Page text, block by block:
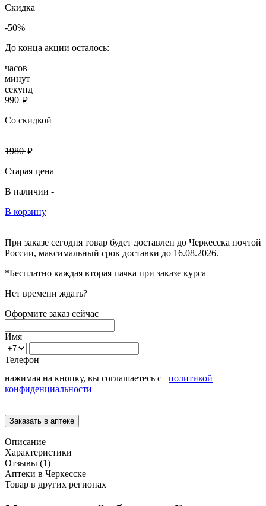
Скидка
-50%
До конца акции осталось:
часов
минут
секунд
990 руб.
Со скидкой
1980руб.
Старая цена
В наличии -
В корзину
При заказе сегодня товар будет доставлен до Черкесска почтой
России, максимальный срок доставки до 16.08.2026.
*Бесплатно каждая вторая пачка при заказе курса
Нет времени ждать?
Оформите заказ сейчас
Имя
Телефон
нажимая на кнопку, вы соглашаетесь с политикой
конфиденциальности
Описание
Характеристики
Отзывы (1)
Аптеки в Черкесске
Товар в других регионах